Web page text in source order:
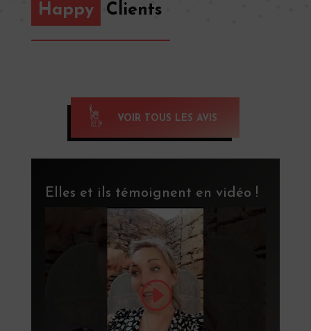
Happy Clients
VOIR TOUS LES AVIS
Elles et ils témoignent en vidéo !